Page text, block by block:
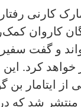
کارنی رفتار
کاروان
و گفت سفیر
خواهد کرد.
از ایتامار بن